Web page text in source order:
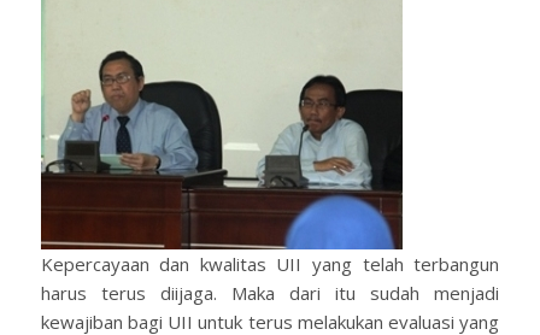
Kepercayaan dan kwalitas UII yang telah terbangun
harus terus diijaga. Maka dari itu sudah menjadi
kewajiban bagi UII untuk terus melakukan evaluasi yang